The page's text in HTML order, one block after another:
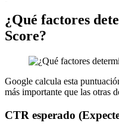
¿Qué factores
Score?
Google calcula esta
más importante que las otras
CTR esperado